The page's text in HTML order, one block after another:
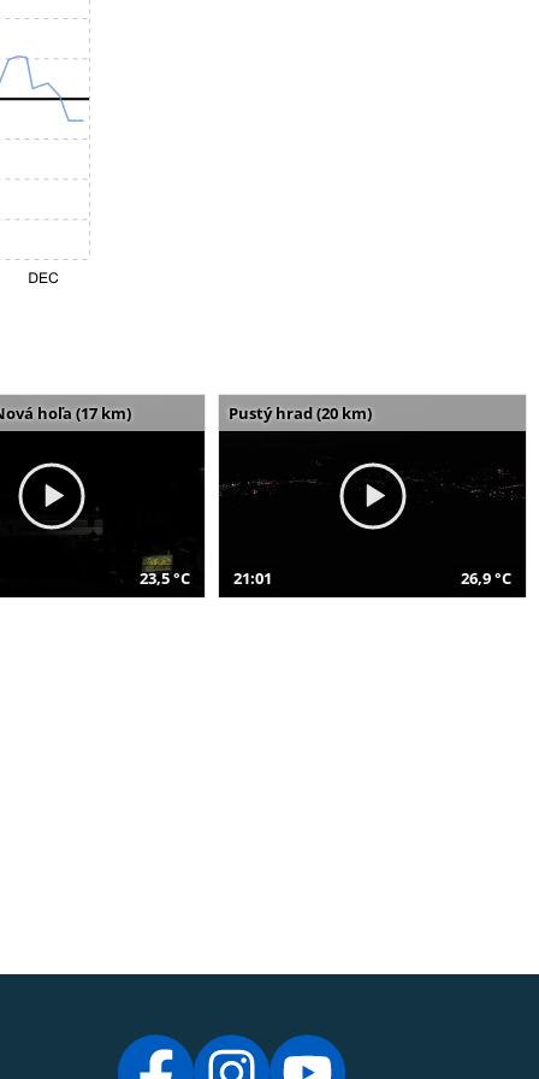
hoľa (17 km)
23,5 °C
Pustý hrad (20 km)
21:01 26,9 °C